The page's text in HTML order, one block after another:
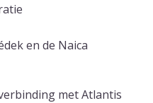
en de Naica
met Atlantis